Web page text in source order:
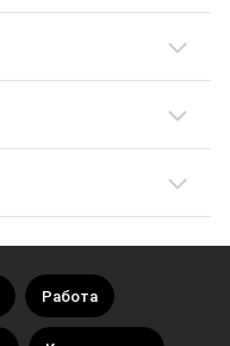
Работа